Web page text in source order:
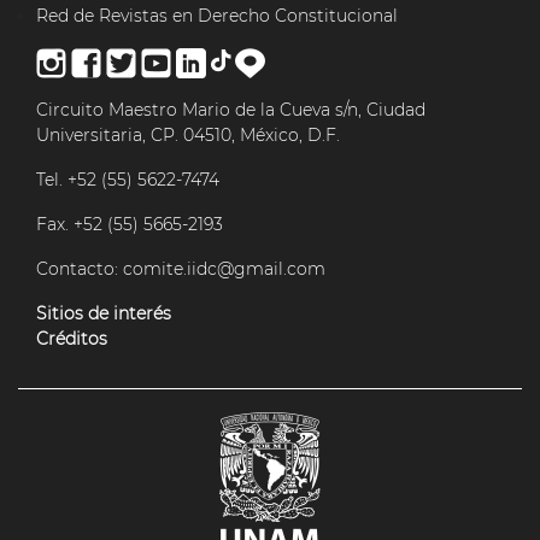
Red de Revistas en Derecho Constitucional
Circuito Maestro Mario de la Cueva s/n, Ciudad
Universitaria, CP. 04510, México, D.F.
Tel. +52 (55) 5622-7474
Fax. +52 (55) 5665-2193
Contacto: comite.iidc@gmail.com
Sitios de interés
Créditos